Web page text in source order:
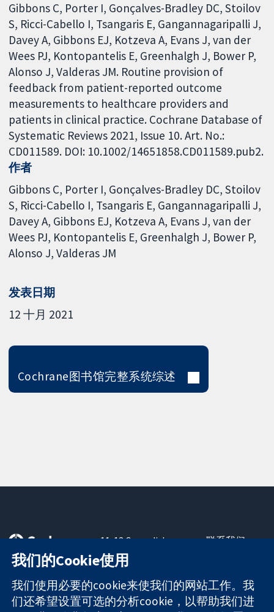
Gibbons C, Porter I, Gonçalves-Bradley DC, Stoilov
S, Ricci-Cabello I, Tsangaris E, Gangannagaripalli J,
Davey A, Gibbons EJ, Kotzeva A, Evans J, van der
Wees PJ, Kontopantelis E, Greenhalgh J, Bower P,
Alonso J, Valderas JM. Routine provision of
feedback from patient-reported outcome
measurements to healthcare providers and
patients in clinical practice. Cochrane Database of
Systematic Reviews 2021, Issue 10. Art. No.:
CD011589. DOI: 10.1002/14651858.CD011589.pub2.
作者
Gibbons C Porter I Gonçalves-Bradley DC Stoilov
S Ricci-Cabello I Tsangaris E Gangannagaripalli J
Davey A Gibbons EJ Kotzeva A Evans J van der
Wees PJ Kontopantelis E Greenhalgh J Bower P
Alonso J Valderas JM
发表日期
12 十月 2021
Cochrane图书馆完整系统综述
可信任的证据
知情决定
更完善的医疗健
康
11-13 Cavendish
Square
London
W1G 0AN
United Kingdom
联系我们
关于我们
工作机会
Cochrane
我们的Cookie使用
我们使用必要的cookie来使我们的网站工作。我
们还希望设置可选的分析cookie，以帮助我们进